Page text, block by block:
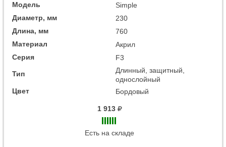
Модель
Simple
Диаметр, мм
230
Длина, мм
760
Материал
Акрил
Серия
F3
Тип
Длинный, защитный,
однослойный
Цвет
Бордовый
1 913
Есть на складе